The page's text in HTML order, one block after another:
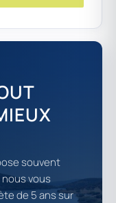
souvent
vous
de 5 ans sur